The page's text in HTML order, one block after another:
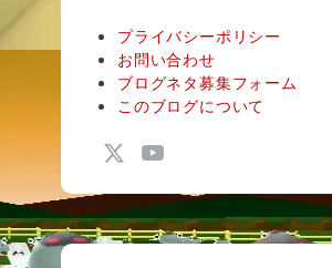
プライバシーポリシー
お問い合わせ
ブログネタ募集フォーム
このブログについて